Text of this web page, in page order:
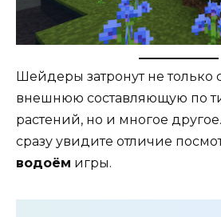
Шейдеры затронут не только
внешнюю составляющую по
растений, но и многое
сразу увидите отличие
водоём игры.